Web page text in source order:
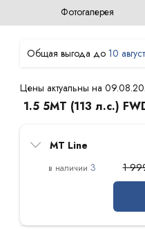
Фотогалерея
10
Цены актуальны на
1.5 5MT (113 л.с.)
MT Line
3
1